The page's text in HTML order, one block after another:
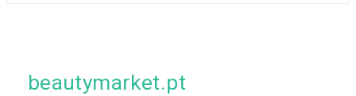
beautymarket.pt